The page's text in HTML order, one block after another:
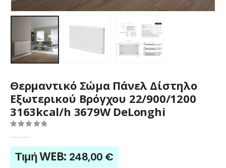
Θερμαντικό Σώμα Πάνελ Δίστηλο
Εξωτερικού Βρόγχου 22/900/1200
3163kcal/h 3679W DeLonghi
Τιμή WEB: 248,00 €